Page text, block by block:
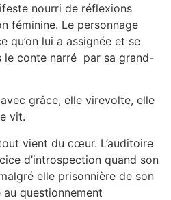
nourri de réflexions
féminine. Le personnage
qu’on lui a assignée et se
le conte narré par sa grand-
grâce, elle virevolte, elle
vit.
vient du cœur. L’auditoire
d’introspection quand son
elle prisonnière de son
questionnement